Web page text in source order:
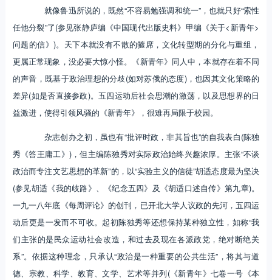
就像鲁迅所说的，既然“不容易勉强调和统一”，也就只好“索性
任他分裂”了(参见张静庐编《中国现代出版史料》甲编《关于<新青年>
问题的信》)。天下本就没有不散的箍席，文化转型期的分化与重组，
更属正常现象，没必要大惊小怪。《新青年》同人中，本就存在着不同
的声音，既基于政治理想的分歧(如对苏俄的态度)，也因其文化策略的
差异(如是否直接参政)。五四运动后社会思潮的激荡，以及思想界的日
益激进，使得引领风骚的《新青年》，很难再局限于校园。
杂志创办之初，虽也有“批评时政，非其旨也”的自我表白(陈独
秀《答王庸工》)，但主编陈独秀对实际政治始终兴趣浓厚。主张“不谈
政治而专注文艺思想的革新”的，以“实验主义的信徒”胡适态度最为坚决
(参见胡适《我的歧路》、《纪念五四》及《胡适口述自传》第九章)。
一九一八年底《每周评论》的创刊，已开北大学人议政的先河，五四运
动后更是一发而不可收。起初陈独秀等还想保持某种独立性，如称“我
们主张的是民众运动社会改造，和过去及现在各派政党，绝对断绝关
系”。依据这种理念，只承认“政治是一种重要的公共生活”，将其与道
德、宗教、科学、教育、文学、艺术等并列(《新青年》七卷一号《本